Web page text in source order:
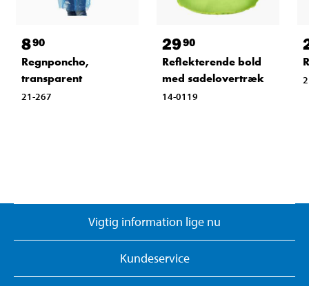
890
Regnponcho,
transparent
21-267
2990
Reflekterende bold
med sadelovertræk
14-0119
Vigtig information lige nu
Kundeservice